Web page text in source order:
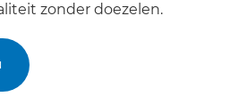
zonder doezelen.